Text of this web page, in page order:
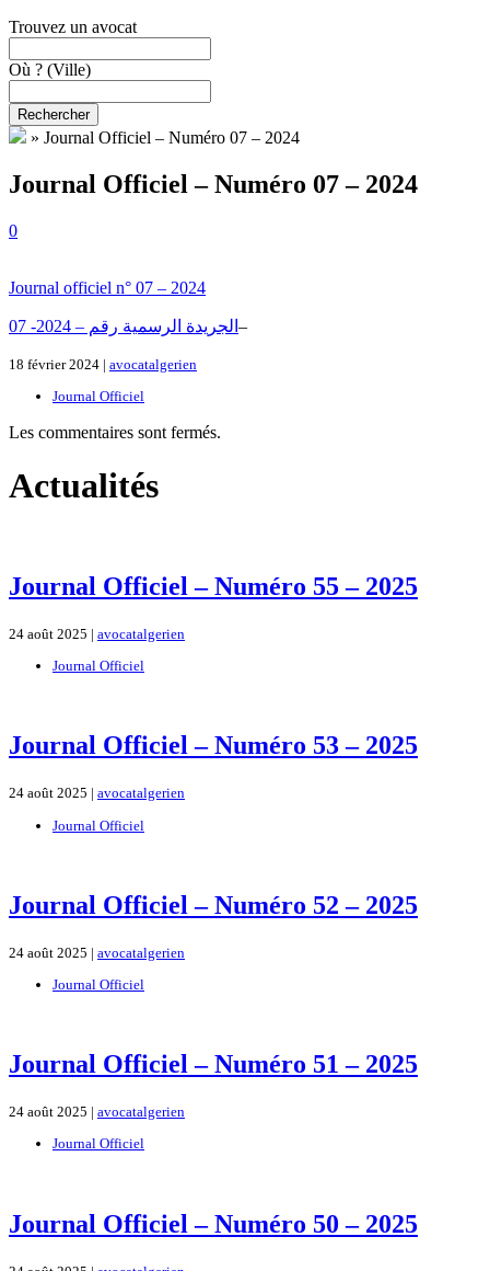
Trouvez un avocat
Où ? (Ville)
Rechercher
» Journal Officiel – Numéro 07 – 2024
Journal Officiel – Numéro 07 – 2024
0
Journal officiel n° 07 – 2024
0الجريدة الرسمية رقم – 2024- 7 –
18 février 2024 | avocatalgerien
Journal Officiel
Les commentaires sont fermés.
Actualités
Journal Officiel – Numéro 55 – 2025
24 août 2025 | avocatalgerien
Journal Officiel
Journal Officiel – Numéro 53 – 2025
24 août 2025 | avocatalgerien
Journal Officiel
Journal Officiel – Numéro 52 – 2025
24 août 2025 | avocatalgerien
Journal Officiel
Journal Officiel – Numéro 51 – 2025
24 août 2025 | avocatalgerien
Journal Officiel
Journal Officiel – Numéro 50 – 2025